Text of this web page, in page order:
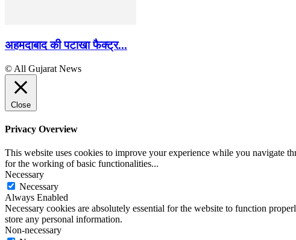
अहमदाबाद की पटाखा फैक्ट्र...
© All Gujarat News
Close
Privacy Overview
This website uses cookies to improve your experience while you navigate
for the working of basic functionalities...
Necessary
Necessary
Always Enabled
Necessary cookies are absolutely essential for the website to function
store any personal information.
Non-necessary